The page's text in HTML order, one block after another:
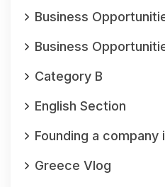
Business
Business
Category B
English Section
Founding a company
Greece Vlog